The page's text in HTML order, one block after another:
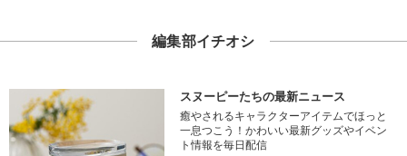
編集部イチオシ
スヌーピーたちの最新ニュース
癒やされるキャラクターアイテムでほっと
一息つこう！かわいい最新グッズやイベン
ト情報を毎日配信